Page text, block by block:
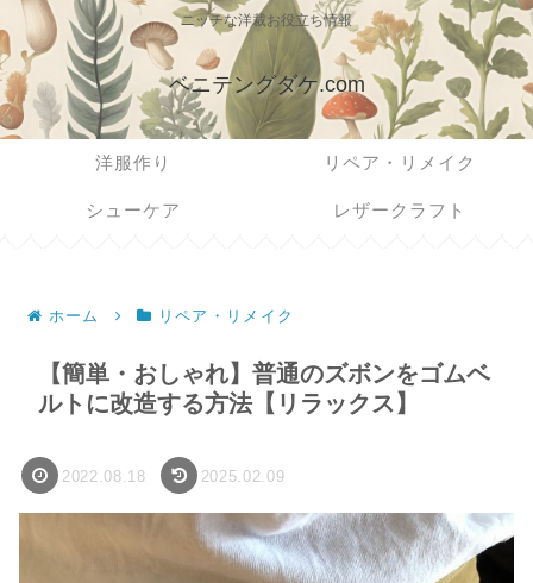
ニッチな洋裁お役立ち情報
ベニテングダケ.com
洋服作り リペア・リメイク
シューケア レザークラフト
ホーム リペア・リメイク
【簡単・おしゃれ】普通のズボンをゴムベ
ルトに改造する方法【リラックス】
2022.08.18 2025.02.09